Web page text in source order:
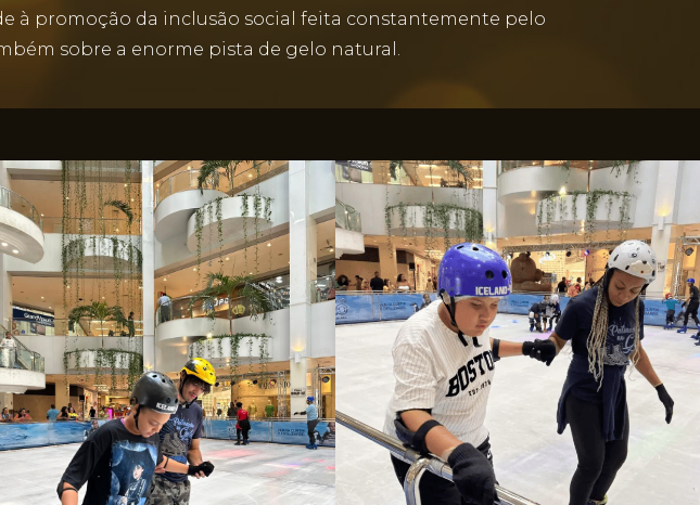
à promoção da inclusão social feita constantemente pelo
sobre a enorme pista de gelo natural.